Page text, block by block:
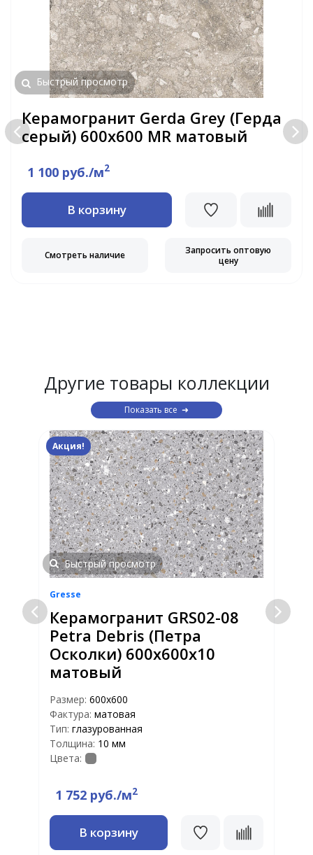
Быстрый просмотр
Керамогранит Gerda Grey (Герда
серый) 600х600 MR матовый
1 100 руб./м2
В корзину
Смотреть наличие
Запросить оптовую
цену
Другие товары коллекции
Показать все
Акция!
Быстрый просмотр
Gresse
Керамогранит GRS02-08
Petra Debris (Петра
Осколки) 600х600x10
матовый
Размер: 600х600
Фактура: матовая
Тип: глазурованная
Толщина: 10 мм
Цвета:
1 752 руб./м2
В корзину